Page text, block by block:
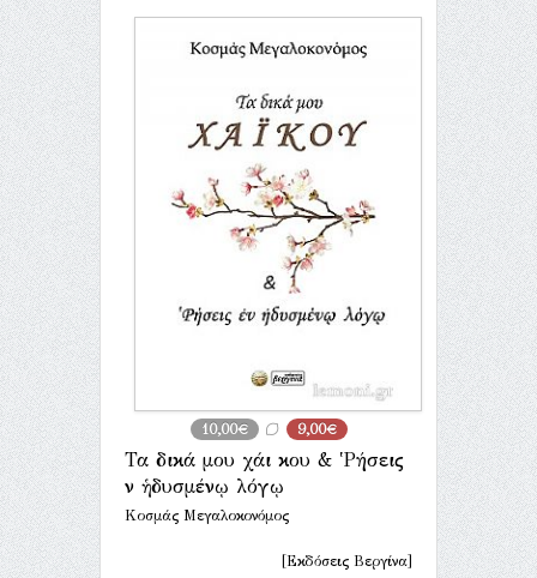
10,00€ 9,00€
Τα δικά μου χάι κου & ‛Ρήσεις
ἐν ἡδυσμένῳ λόγῳ
Κοσμάς Μεγαλοκονόμος
[Εκδόσεις Βεργίνα]